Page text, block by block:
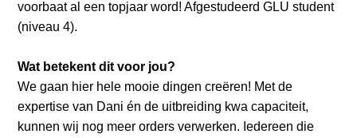
voorbaat al een topjaar word! Afgestudeerd GLU student
(niveau 4).
Wat betekent dit voor jou?
We gaan hier hele mooie dingen creëren! Met de
expertise van Dani én de uitbreiding kwa capaciteit,
kunnen wij nog meer orders verwerken. Iedereen die